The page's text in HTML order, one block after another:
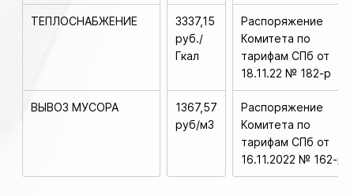
ТЕПЛОСНАБЖЕНИЕ
3337,15
руб./
Гкал
Распоряжение
Комитета по
тарифам СПб от
18.11.22 № 182-р
ВЫВОЗ МУСОРА
1367,57
руб/м3
Распоряжение
Комитета по
тарифам СПб от
16.11.2022 № 162-р